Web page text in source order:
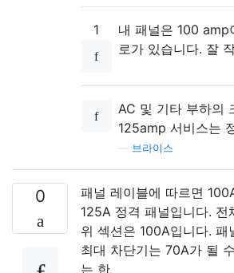
1
내 패널은 100
로가 있습니다. 잘
AC 및 기타 부하의
125amp 서비스는
브라이스
0
패널 레이블에 따르면
125A 정격 패널입니다.
위 섹션은 100A입니다. 패
최대 차단기는 70A가 될
는 한